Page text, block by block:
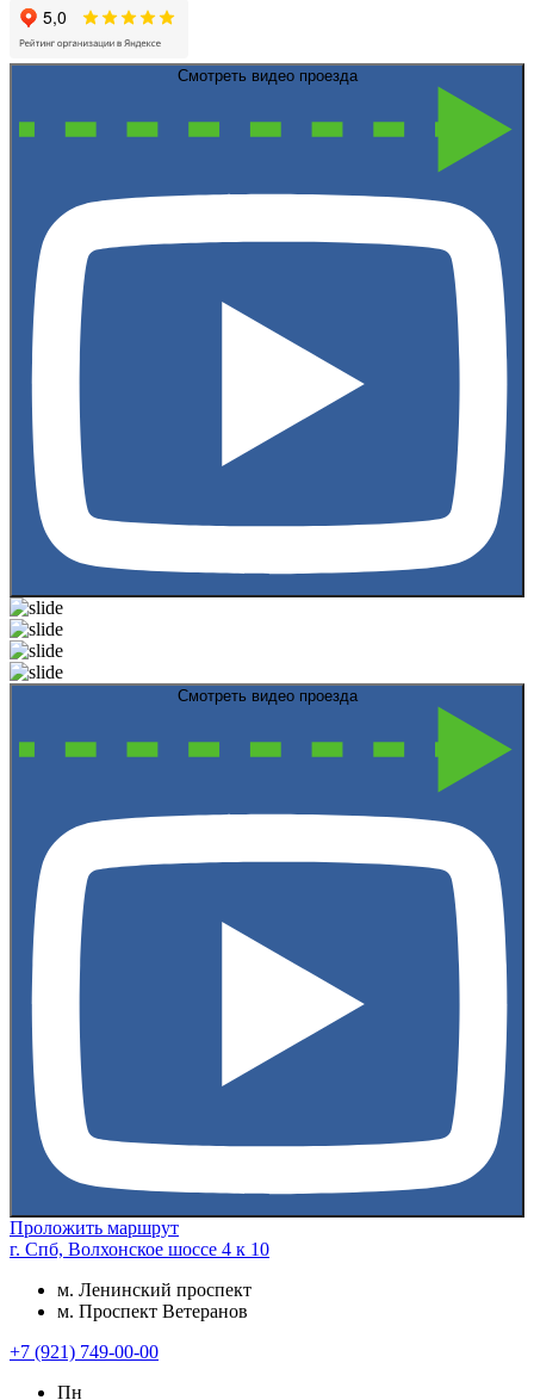
Смотреть видео проезда
Смотреть видео проезда
Проложить маршрут
г. Спб, Волхонское шоссе 4 к 10
м. Ленинский проспект
м. Проспект Ветеранов
+7 (921) 749-00-00
Пн